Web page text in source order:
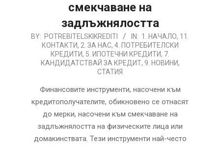
смекчаване на
задлъжнялостта
2026-
BY: POTREBITELSKIKREDITI IN: 1. НАЧАЛО, 11.
КОНТАКТИ, 2. ЗА НАС, 4. ПОТРЕБИТЕЛСКИ
КРЕДИТИ, 5. ИПОТЕЧНИ КРЕДИТИ, 7.
КАНДИДАТСТВАЙ ЗА КРЕДИТ, 9. НОВИНИ,
СТАТИЯ
Финансовите инструменти, насочени към
кредитополучателите, обикновено се отнасят
до мерки, насочени към смекчаване на
задлъжнялостта на физическите лица или
домакинствата. Тези инструменти най-често